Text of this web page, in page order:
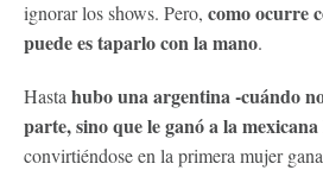
ignorar los shows. Pero, como ocurre
puede es taparlo con la mano.
Hasta hubo una argentina -cuándo
parte, sino que le ganó a la
convirtiéndose en la primera mujer